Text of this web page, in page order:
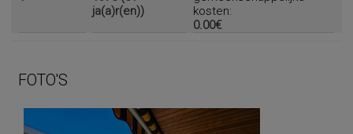
ja(a)r(en))
kosten:
0.00€
FOTO'S